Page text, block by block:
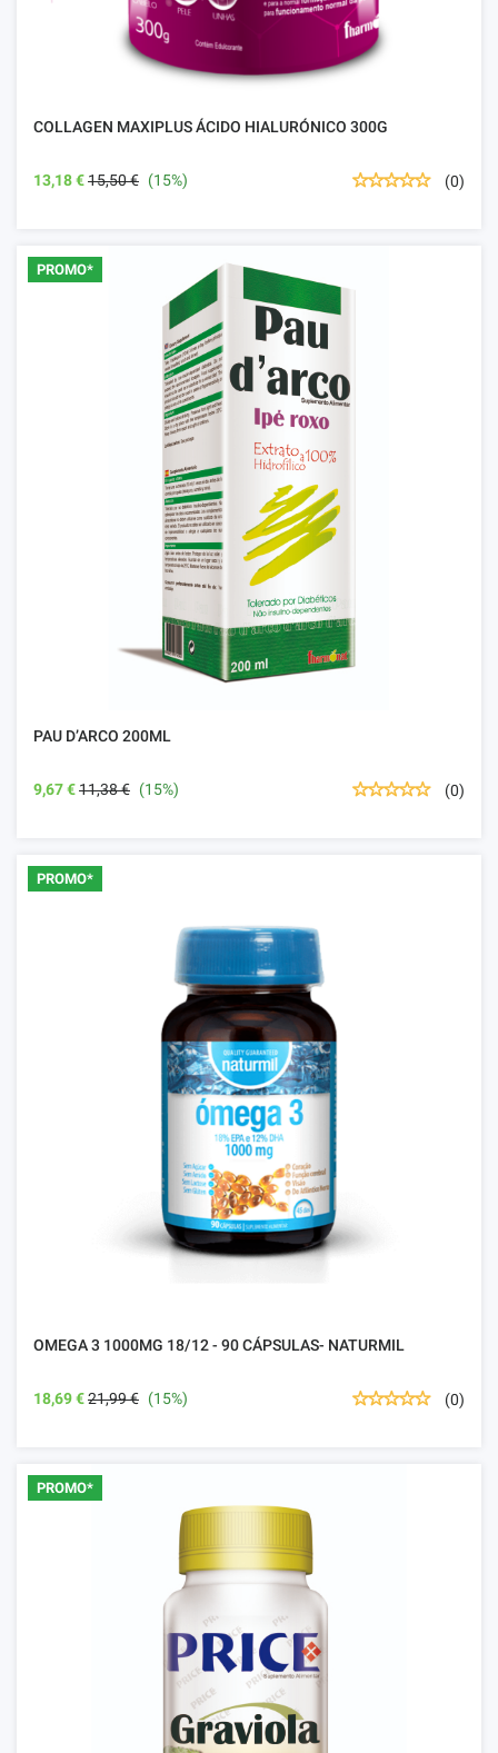
COLLAGEN MAXIPLUS ÁCIDO HIALURÓNICO 300G
13,18 €15,50 € (15%) (0)
PROMO*
PAU D’ARCO 200ML
9,67 €11,38 € (15%) (0)
PROMO*
OMEGA 3 1000MG 18/12 - 90 CÁPSULAS- NATURMIL
18,69 €21,99 € (15%) (0)
PROMO*